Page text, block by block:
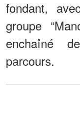
fondant,
groupe
enchaîné
parcours.